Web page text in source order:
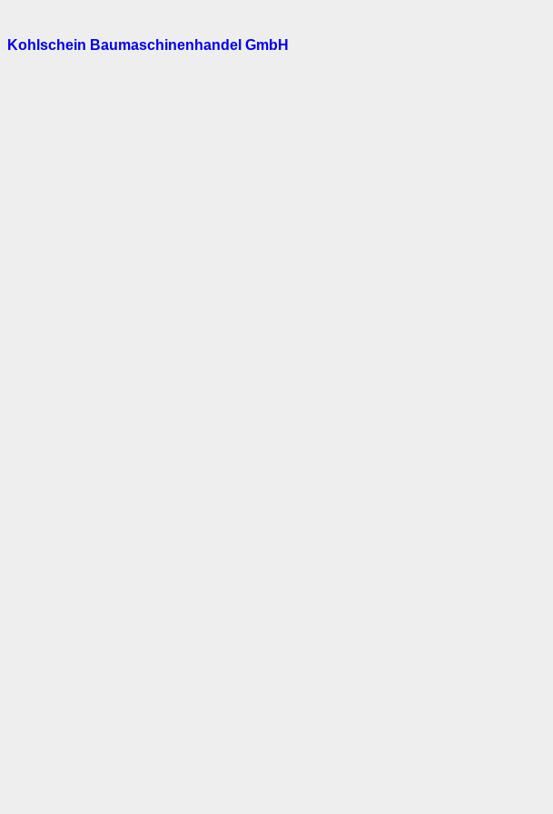
Kohlschein Baumaschinenhandel GmbH